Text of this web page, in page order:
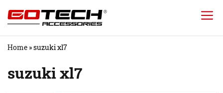
Chuyển
đến
nộiHome »suzuki xl7
suzuki xl7